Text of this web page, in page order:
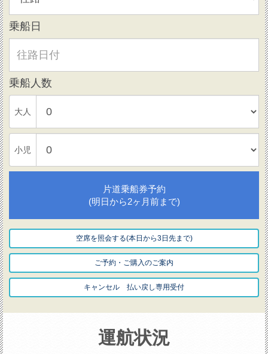
乗船日
乗船人数
大人
小児
片道乗船券予約
(明日から2ヶ月前まで)
空席を照会する(本日から3日先まで)
ご予約・ご購入のご案内
キャンセル 払い戻し専用受付
運航状況